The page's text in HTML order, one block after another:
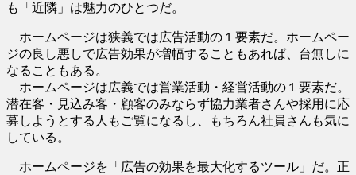
も「近隣」は魅力のひとつだ。
ホームページは狭義では広告活動の１要素だ。ホームペー
ジの良し悪しで広告効果が増幅することもあれば、台無しに
なることもある。
ホームページは広義では営業活動・経営活動の１要素だ。
潜在客・見込み客・顧客のみならず協力業者さんや採用に応
募しようとする人もご覧になるし、もちろん社員さんも気に
している。
ホームページを「広告の効果を最大化するツール」だ。正